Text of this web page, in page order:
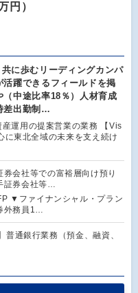
円）
に歩むリーディングカンパ
躍できるフィールドを掲
中途比率18％）人材育成
差出勤制…
産運用の提案営業の業務 【Vis
東北全域の未来を支え続け
会社等での富裕層向け預り
証券会社等…
▼ファイナンシャル・プラン
外務員1…
通銀行業務（預金、融資、